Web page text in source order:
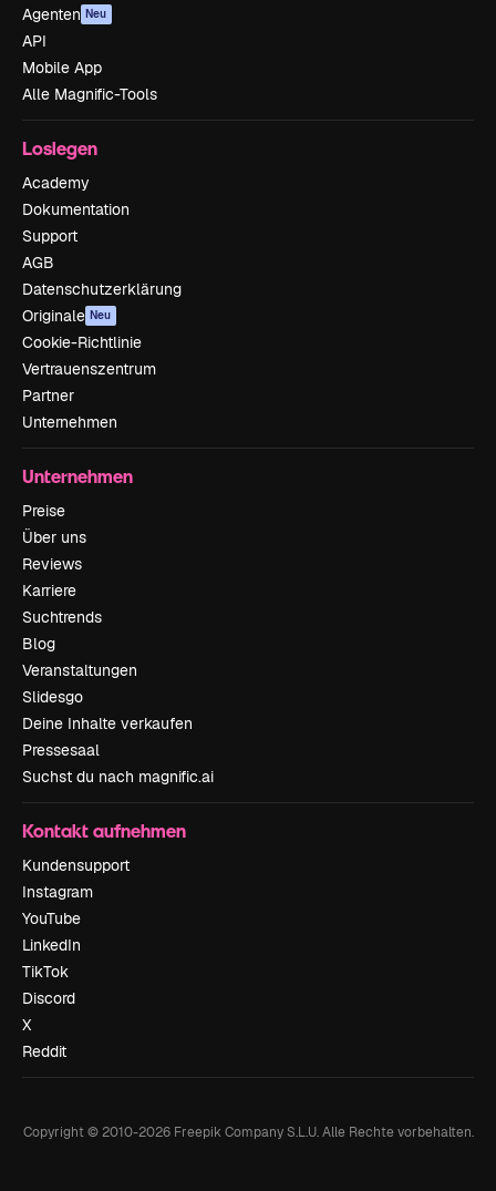
Agenten Neu
API
Mobile App
Alle Magnific-Tools
Loslegen
Academy
Dokumentation
Support
AGB
Datenschutzerklärung
Originale Neu
Cookie-Richtlinie
Vertrauenszentrum
Partner
Unternehmen
Unternehmen
Preise
Über uns
Reviews
Karriere
Suchtrends
Blog
Veranstaltungen
Slidesgo
Deine Inhalte verkaufen
Pressesaal
Suchst du nach magnific.ai
Kontakt aufnehmen
Kundensupport
Instagram
YouTube
LinkedIn
TikTok
Discord
X
Reddit
Copyright © 2010-2026Freepik Company S.L.U. Alle Rechte vorbehalten.